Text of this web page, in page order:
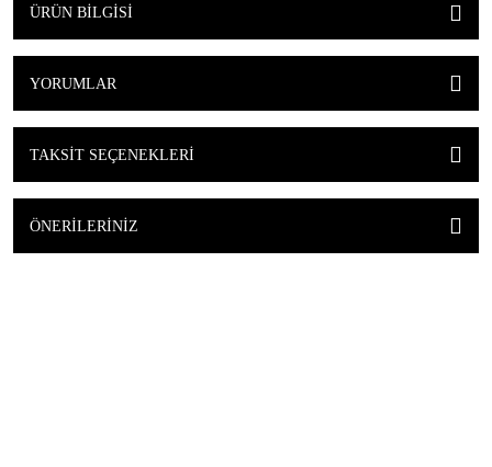
ÜRÜN BILGISI
YORUMLAR
TAKSIT SEÇENEKLERI
ÖNERILERINIZ